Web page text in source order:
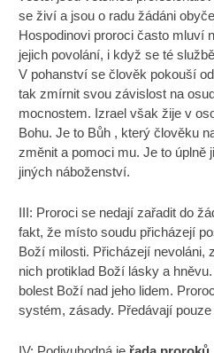
se živí a jsou o radu žádáni
Hospodinovi proroci často mluví
jejich povolání, i když se té
V pohanství se člověk pokouší
tak zmírnit svou závislost na
mocnostem. Izrael však žije v
Bohu. Je to Bůh , který člověku
změnit a pomoci mu. Je to úplně
jiných náboženství.
III: Proroci se nedají zařadit do
fakt, že místo soudu přicházejí
Boží milosti. Přicházejí nevoláni,
nich protiklad Boží lásky a
bolest Boží nad jeho lidem.
systém, zásady. Předávají